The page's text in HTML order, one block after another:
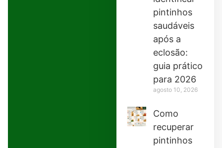
pintinhos
saudáveis
após a
eclosão:
guia prático
para 2026
agosto 10, 2026
Como
recuperar
pintinhos